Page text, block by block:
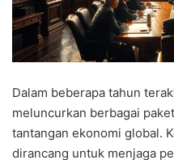
Dalam beberapa tahun
meluncurkan berbagai
tantangan ekonomi global.
dirancang untuk menjaga